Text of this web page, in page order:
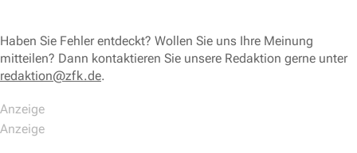
Haben Sie Fehler entdeckt? Wollen Sie uns Ihre Meinung
mitteilen? Dann kontaktieren Sie unsere Redaktion gerne unter
redaktion@zfk.de.